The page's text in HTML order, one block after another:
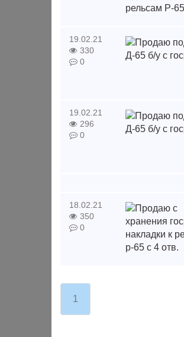
19.02.21
330
0
19.02.21
296
0
18.02.21
350
0
1